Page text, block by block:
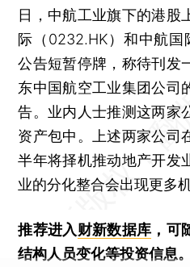
日，中航工业旗下的港股
际（0232.HK）和中航国
公告短暂停牌，称待刊发
东中国航空工业集团公司
告。业内人士推测这两家
资产包中。上述两家公司
半年将择机推动地产开发
业的分化整合会出现更多机
推荐进入财新数据库 ，可
结构人员变化等投资信息。